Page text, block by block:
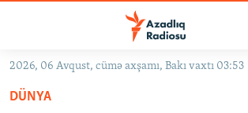
Əsas
qayıt
2026, 06 Avqust, cümə axşamı, Bakı vaxtı 03:53
DÜNYA